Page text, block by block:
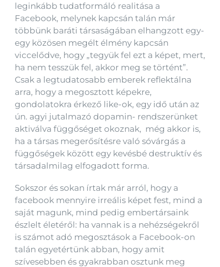
leginkább tudatformáló realitása a
Facebook, melynek kapcsán talán már
többünk baráti társaságában elhangzott egy-
egy közösen megélt élmény kapcsán
viccelődve, hogy „tegyük fel ezt a képet, mert,
ha nem tesszük fel, akkor meg se történt”.
Csak a legtudatosabb emberek reflektálna
arra, hogy a megosztott képekre,
gondolatokra érkező like-ok, egy idő után az
ún. agyi jutalmazó dopamin- rendszerünket
aktiválva függőséget okoznak, még akkor is,
ha a társas megerősítésre való sóvárgás a
függőségek között egy kevésbé destruktív és
társadalmilag elfogadott forma.
Sokszor és sokan írtak már arról, hogy a
facebook mennyire irreális képet fest, mind a
saját magunk, mind pedig embertársaink
észlelt életéről: ha vannak is a nehézségekről
is számot adó megosztások a Facebook-on
talán egyetértünk abban, hogy amit
szívesebben és gyakrabban osztunk meg